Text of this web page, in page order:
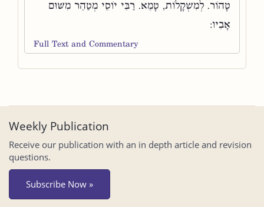
טָהוֹר. לְמִשְׁקָלוֹת, טָמֵא. רַבִּי יוֹסֵי מְטַהֵר מִשּׁוּם
אָבִיו:
Full Text and Commentary
Weekly Publication
Receive our publication with an in depth article and revision
questions.
Subscribe Now »